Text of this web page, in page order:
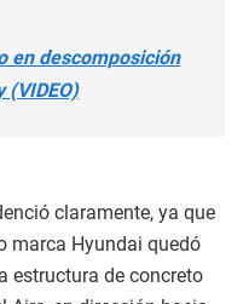
en descomposición
(VIDEO)
claramente, ya que
marca Hyundai quedó
estructura de concreto